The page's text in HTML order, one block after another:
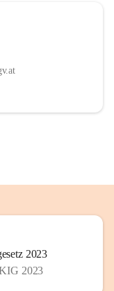
2023
2023